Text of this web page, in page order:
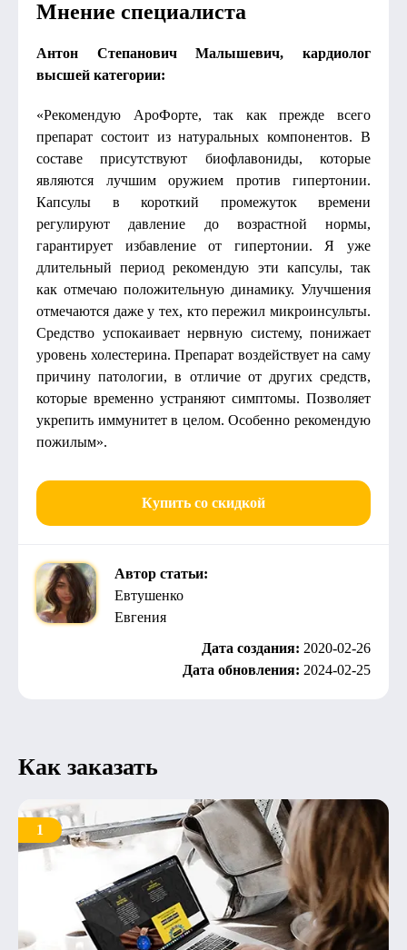
Мнение специалиста
Антон Степанович Малышевич, кардиолог
высшей категории:
«Рекомендую АроФорте, так как прежде всего
препарат состоит из натуральных компонентов. В
составе присутствуют биофлавониды, которые
являются лучшим оружием против гипертонии.
Капсулы в короткий промежуток времени
регулируют давление до возрастной нормы,
гарантирует избавление от гипертонии. Я уже
длительный период рекомендую эти капсулы, так
как отмечаю положительную динамику. Улучшения
отмечаются даже у тех, кто пережил микроинсульты.
Средство успокаивает нервную систему, понижает
уровень холестерина. Препарат воздействует на саму
причину патологии, в отличие от других средств,
которые временно устраняют симптомы. Позволяет
укрепить иммунитет в целом. Особенно рекомендую
пожилым».
Купить со скидкой
Автор статьи:
Евтушенко
Евгения
Дата создания: 2020-02-26
Дата обновления: 2024-02-25
Как заказать
1